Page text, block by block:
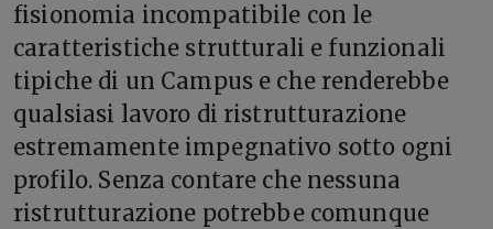
fisionomia incompatibile con le
caratteristiche strutturali e funzionali
tipiche di un Campus e che renderebbe
qualsiasi lavoro di ristrutturazione
estremamente impegnativo sotto ogni
profilo. Senza contare che nessuna
ristrutturazione potrebbe comunque